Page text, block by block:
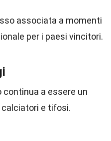
associata a momenti
per i paesi vincitori.
continua a essere un
calciatori e tifosi.